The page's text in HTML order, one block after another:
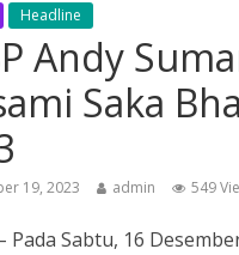
Headline
Andy
Saka
19, 2023 admin 549
Pada Sabtu, 16